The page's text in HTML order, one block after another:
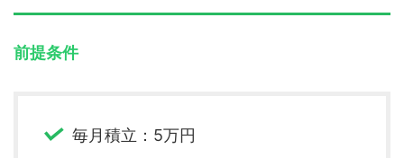
前提条件
毎月積立：5万円